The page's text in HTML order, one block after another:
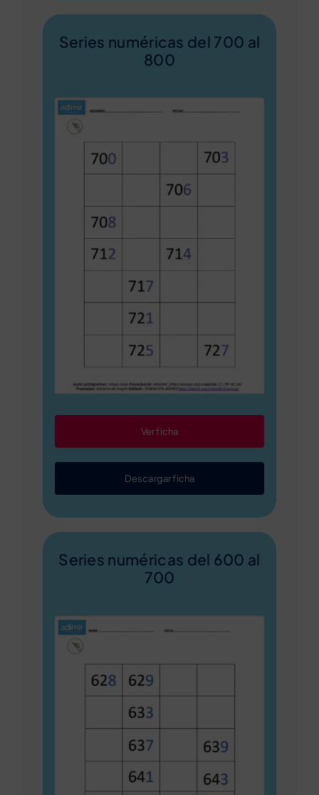
Series numéricas del 700 al
800
Ver ficha
Descargar ficha
Series numéricas del 600 al
700